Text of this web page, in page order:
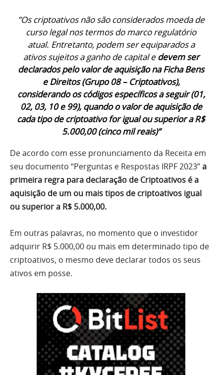
”Os criptoativos não são considerados moeda de
curso legal nos termos do marco regulatório
atual. Entretanto, podem ser equiparados a
ativos sujeitos a ganho de capital edevem ser
declarados pelo valor de aquisição na Ficha Bens
e Direitos (Grupo 08 – Criptoativos),
considerando os códigos específicos a seguir (01,
02, 03, 10 e 99), quando o valor de aquisição de
cada tipo de criptoativo for igual ou superior a R$
5.000,00 (cinco mil reais)”
De acordo com esse pronunciamento da Receita em
seu documento “Perguntas e Respostas IRPF 2023”a
primeira regra para declaração de Criptoativos é a
aquisição de um ou mais tipos de criptoativos igual
ou superior a R$ 5.000,00.
Em outras palavras, no momento que o investidor
adquirir R$ 5.000,00 ou mais em determinado tipo de
criptoativos, o mesmo deve declarar todos os seus
ativos em posse.